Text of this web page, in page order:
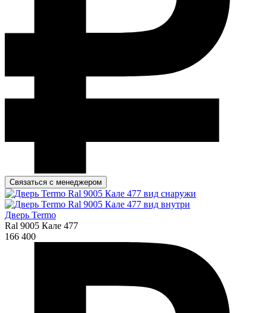
Связаться с менеджером
Дверь Termo
Ral 9005 Кале 477
166 400